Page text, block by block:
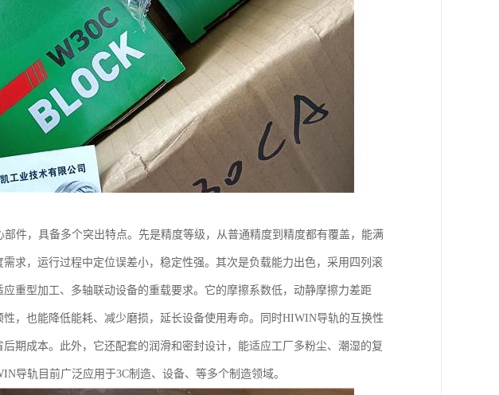
件，具备多个突出特点。先是精度等级，从普通精度到精度都有覆盖，能满
求，运行过程中定位误差小，稳定性强。其次是负载能力出色，采用四列滚
重型加工、多轴联动设备的重载要求。它的摩擦系数低，动静摩擦力差距
，也能降低能耗、减少磨损，延长设备使用寿命。同时HIWIN导轨的互换性
期成本。此外，它还配套的润滑和密封设计，能适应工厂多粉尘、潮湿的复
导轨目前广泛应用于3C制造、设备、等多个制造领域。